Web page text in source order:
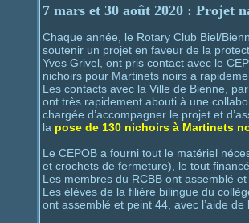
7 mars et 30 août 2020 : Projet
Chaque année, le Rotary Club Biel/
soutenir un projet en faveur de la
Yves Grivel, ont pris contact avec le
nichoirs pour Martinets noirs a
Les contacts avec la Ville de Bienne,
ont très rapidement abouti à une
chargée d’accompagner le projet et
la pose de 130 nichoirs à Martinets
Le CEPOB a fourni tout le matériel
et crochets de fermeture), le tout
Les membres du RCBB ont assemblé
Les élèves de la filière bilingue du
ont assemblé et peint 44, avec l’aide de